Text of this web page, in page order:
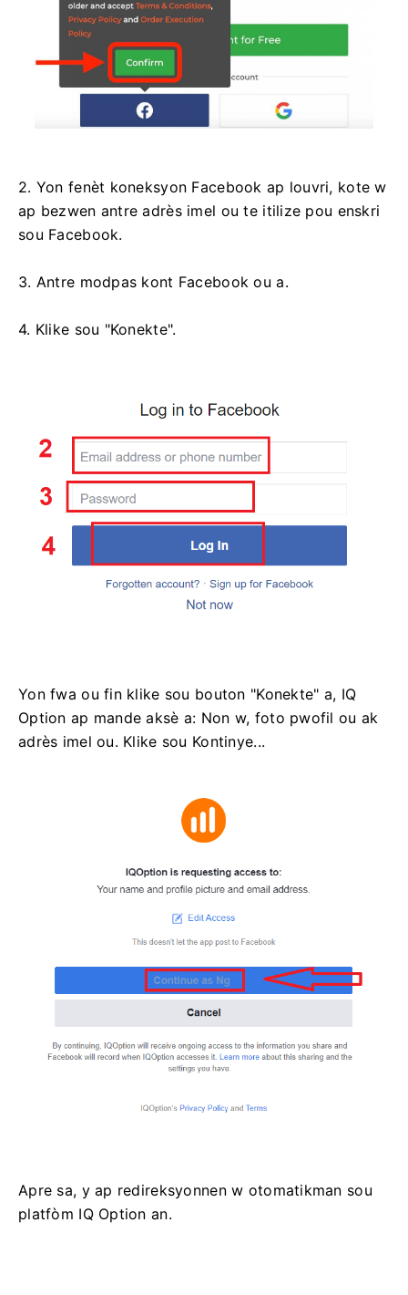
2. Yon fenèt koneksyon Facebook ap louvri, kote w
ap bezwen antre adrès imel ou te itilize pou enskri
sou Facebook.
3. Antre modpas kont Facebook ou a.
4. Klike sou "Konekte".
Yon fwa ou fin klike sou bouton "Konekte" a, IQ
Option ap mande aksè a: Non w, foto pwofil ou ak
adrès imel ou. Klike sou Kontinye...
Apre sa, y ap redireksyonnen w otomatikman sou
platfòm IQ Option an.